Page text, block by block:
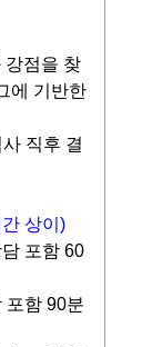
강점을 찾
에 기반한
직후 결
간 상이)
담 포함 60
포함 90분